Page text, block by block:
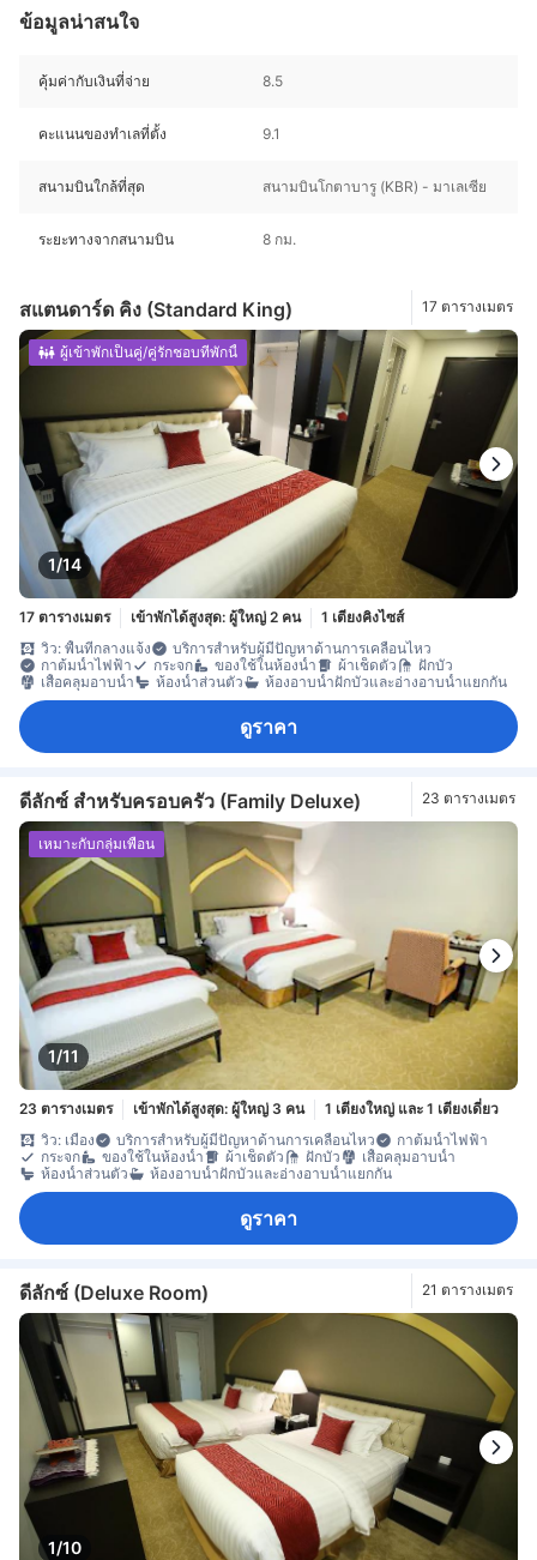
ข้อมูลน่าสนใจ
คุ้มค่ากับเงินที่จ่าย 8.5
คะแนนของทำเลที่ตั้ง 9.1
สนามบินใกล้ที่สุด สนามบินโกตาบารู (KBR) - มาเลเซีย
ระยะทางจากสนามบิน 8 กม.
สแตนดาร์ด คิง (Standard King) 17 ตารางเมตร
1/14
ผู้เข้าพักเป็นคู่/คู่รักชอบที่พักนี้
17 ตารางเมตร เข้าพักได้สูงสุด: ผู้ใหญ่ 2 คน
1 เตียงคิงไซส์
วิว: พื้นที่กลางแจ้ง
บริการสำหรับผู้มีปัญหาด้านการเคลื่อนไหว
กาต้มน้ำไฟฟ้า
กระจก ของใช้ในห้องน้ำ ผ้าเช็ดตัว
ฝักบัว
เสื้อคลุมอาบน้ำ
ห้องน้ำส่วนตัว ห้องอาบน้ำฝักบัวและอ่างอาบน้ำแยกกัน
ดูราคา
ดีลักซ์ สำหรับครอบครัว (Family Deluxe) 23 ตารางเมตร
1/11
เหมาะกับกลุ่มเพื่อน
23 ตารางเมตร เข้าพักได้สูงสุด: ผู้ใหญ่ 3 คน
1 เตียงใหญ่ และ 1 เตียงเดี่ยว
วิว: เมือง
บริการสำหรับผู้มีปัญหาด้านการเคลื่อนไหว
กาต้มน้ำไฟฟ้า
กระจก
ของใช้ในห้องน้ำ ผ้าเช็ดตัว ฝักบัว
เสื้อคลุมอาบน้ำ
ห้องน้ำส่วนตัว
ห้องอาบน้ำฝักบัวและอ่างอาบน้ำแยกกัน
ดูราคา
ดีลักซ์ (Deluxe Room) 21 ตารางเมตร
1/10